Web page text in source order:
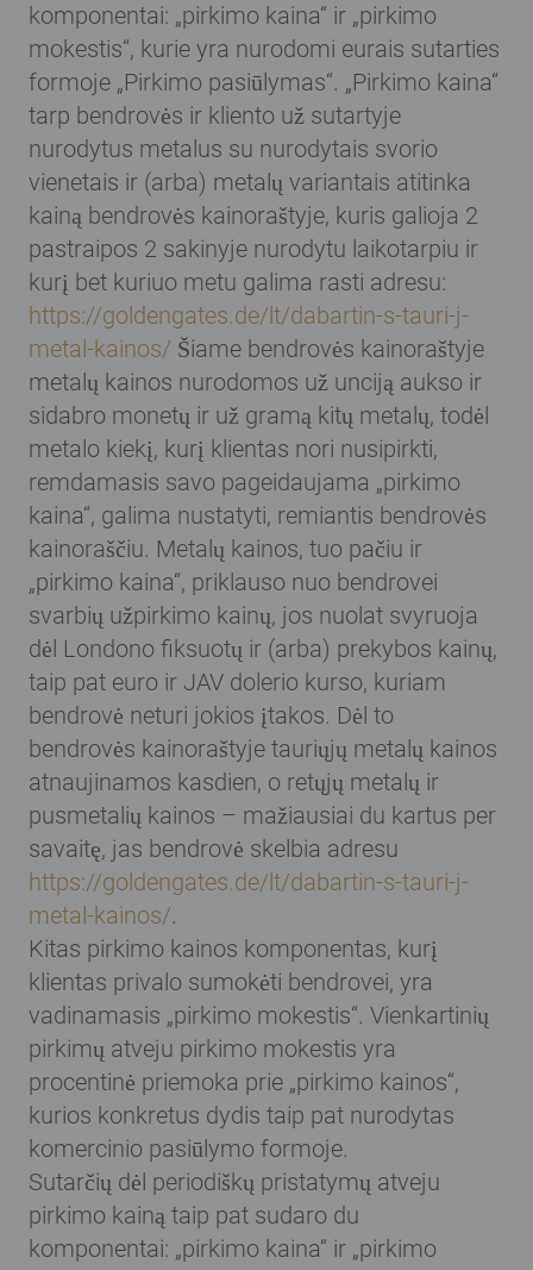
komponentai: „pirkimo kaina“ ir „pirkimo
mokestis“, kurie yra nurodomi eurais sutarties
formoje „Pirkimo pasiūlymas“. „Pirkimo kaina“
tarp bendrovės ir kliento už sutartyje
nurodytus metalus su nurodytais svorio
vienetais ir (arba) metalų variantais atitinka
kainą bendrovės kainoraštyje, kuris galioja 2
pastraipos 2 sakinyje nurodytu laikotarpiu ir
kurį bet kuriuo metu galima rasti adresu:
https://goldengates.de/lt/dabartin-s-tauri-j-
metal-kainos/ Šiame bendrovės kainoraštyje
metalų kainos nurodomos už unciją aukso ir
sidabro monetų ir už gramą kitų metalų, todėl
metalo kiekį, kurį klientas nori nusipirkti,
remdamasis savo pageidaujama „pirkimo
kaina“, galima nustatyti, remiantis bendrovės
kainoraščiu. Metalų kainos, tuo pačiu ir
„pirkimo kaina“, priklauso nuo bendrovei
svarbių užpirkimo kainų, jos nuolat svyruoja
dėl Londono fiksuotų ir (arba) prekybos kainų,
taip pat euro ir JAV dolerio kurso, kuriam
bendrovė neturi jokios įtakos. Dėl to
bendrovės kainoraštyje tauriųjų metalų kainos
atnaujinamos kasdien, o retųjų metalų ir
pusmetalių kainos – mažiausiai du kartus per
savaitę, jas bendrovė skelbia adresu
https://goldengates.de/lt/dabartin-s-tauri-j-
metal-kainos/.
Kitas pirkimo kainos komponentas, kurį
klientas privalo sumokėti bendrovei, yra
vadinamasis „pirkimo mokestis“. Vienkartinių
pirkimų atveju pirkimo mokestis yra
procentinė priemoka prie „pirkimo kainos“,
kurios konkretus dydis taip pat nurodytas
komercinio pasiūlymo formoje.
Sutarčių dėl periodiškų pristatymų atveju
pirkimo kainą taip pat sudaro du
komponentai: „pirkimo kaina“ ir „pirkimo